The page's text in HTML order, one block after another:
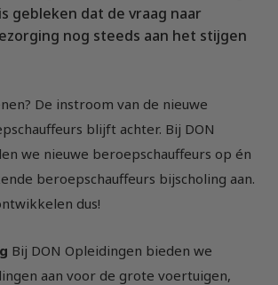
CE
(LZV)
met hijsfunctie
op maat
gebleken dat de vraag naar
nog steeds aan het stijgen
De instroom van de nieuwe
blijft achter. Bij DON
we nieuwe beroepschauffeurs op én
beroepschauffeurs bijscholing aan.
dus!
Bij DON Opleidingen bieden we
aan voor de grote voertuigen,